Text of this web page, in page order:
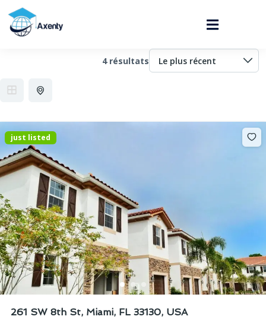
4 résultats
just listed
261 SW 8th St, Miami, FL 33130, USA